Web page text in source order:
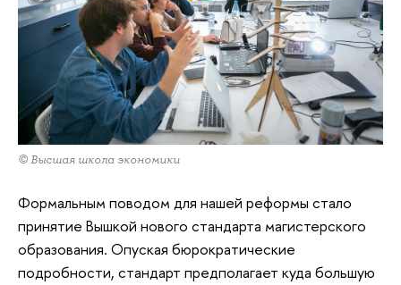
© Высшая школа экономики
Формальным поводом для нашей реформы стало
принятие Вышкой нового стандарта магистерского
образования. Опуская бюрократические
подробности, стандарт предполагает куда большую